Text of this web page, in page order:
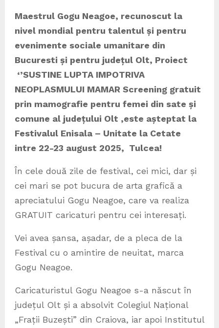
Maestrul Gogu Neagoe, recunoscut la
nivel mondial pentru talentul și pentru
evenimente sociale umanitare din
Bucuresti și pentru județul Olt, Proiect
‘’SUSTINE LUPTA IMPOTRIVA
NEOPLASMULUI MAMAR Screening gratuit
prin mamografie pentru femei din sate și
comune al județului Olt ,este așteptat la
Festivalul Enisala – Unitate la Cetate
intre 22-23 august 2025, Tulcea!
În cele două zile de festival, cei mici, dar și
cei mari se pot bucura de arta grafică a
apreciatului Gogu Neagoe, care va realiza
GRATUIT caricaturi pentru cei interesați.
Vei avea șansa, așadar, de a pleca de la
Festival cu o amintire de neuitat, marca
Gogu Neagoe.
Caricaturistul Gogu Neagoe s-a născut în
județul Olt și a absolvit Colegiul Național
„Frații Buzești” din Craiova, iar apoi Institutul